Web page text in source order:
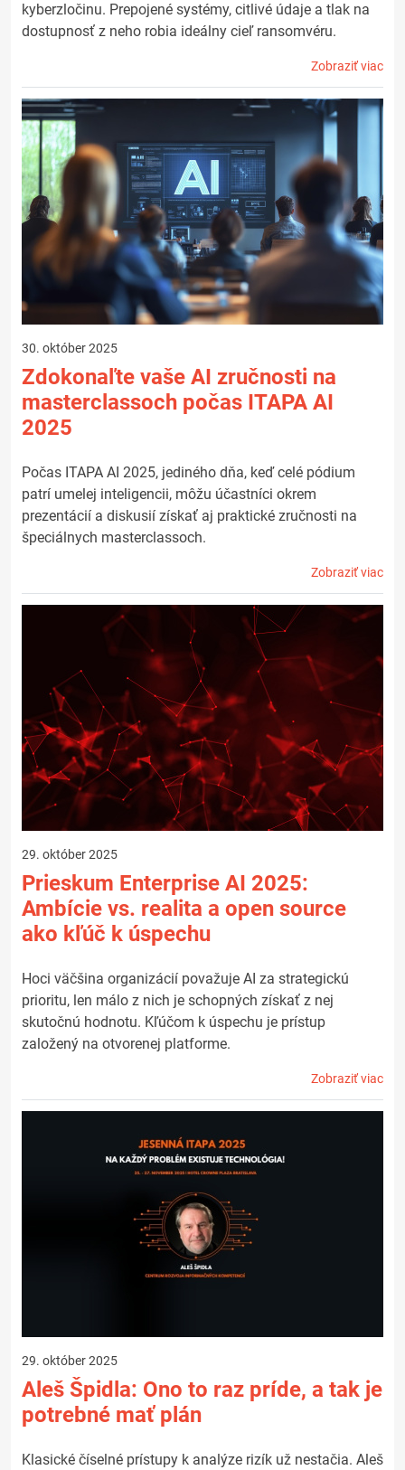
kyberzločinu. Prepojené systémy, citlivé údaje a tlak na
dostupnosť z neho robia ideálny cieľ ransomvéru.
Zobraziť viac
30. október 2025
Zdokonaľte vaše AI zručnosti na
masterclassoch počas ITAPA AI
2025
Počas ITAPA AI 2025, jediného dňa, keď celé pódium
patrí umelej inteligencii, môžu účastníci okrem
prezentácií a diskusií získať aj praktické zručnosti na
špeciálnych masterclassoch.
Zobraziť viac
29. október 2025
Prieskum Enterprise AI 2025:
Ambície vs. realita a open source
ako kľúč k úspechu
Hoci väčšina organizácií považuje AI za strategickú
prioritu, len málo z nich je schopných získať z nej
skutočnú hodnotu. Kľúčom k úspechu je prístup
založený na otvorenej platforme.
Zobraziť viac
29. október 2025
Aleš Špidla: Ono to raz príde, a tak je
potrebné mať plán
Klasické číselné prístupy k analýze rizík už nestačia. Aleš